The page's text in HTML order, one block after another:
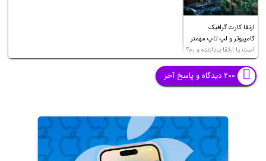
ارتقا کارت گرافیک
کامپیوتر و لپ تاپ مهمتر
است یا ارتقا پردازنده و رم؟
۲۰۰ دیدگاه و پاسخ آخر